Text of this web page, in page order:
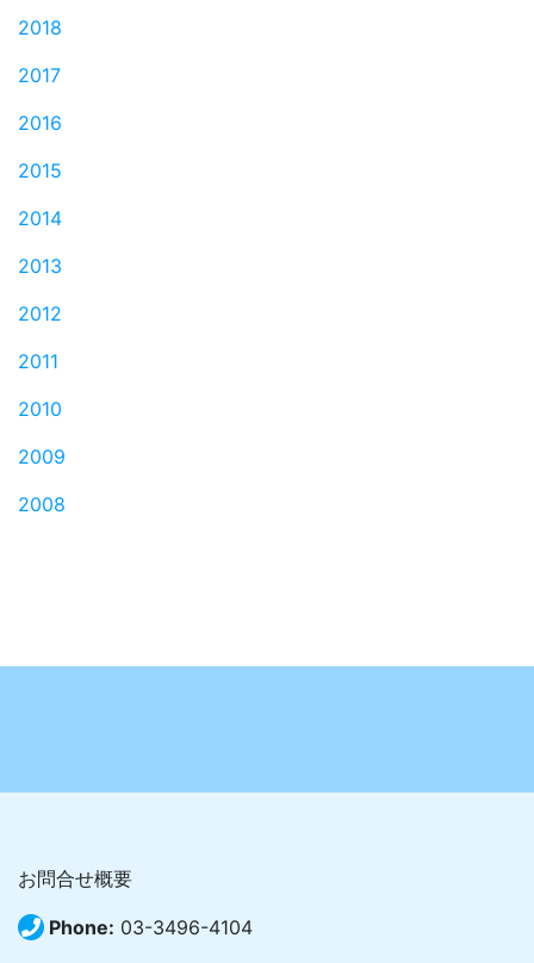
2018
2017
2016
2015
2014
2013
2012
2011
2010
2009
2008
お問合せ概要
Phone: 03-3496-4104